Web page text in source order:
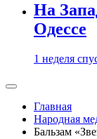
На
Одессе
1 неделя
Главная
Народная
Бальзам